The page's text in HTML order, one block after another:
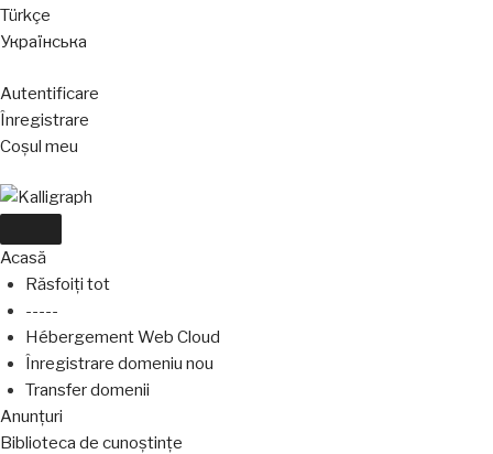
Türkçe
Українська
Autentificare
Înregistrare
Coșul meu
Toggle
Acasă
Răsfoiți tot
-----
Hébergement Web Cloud
Înregistrare domeniu nou
Transfer domenii
Anunțuri
Biblioteca de cunoștințe